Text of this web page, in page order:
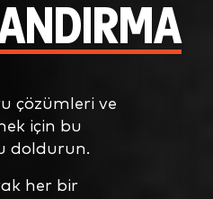
çözümleri ve
için bu
doldurun.
her bir